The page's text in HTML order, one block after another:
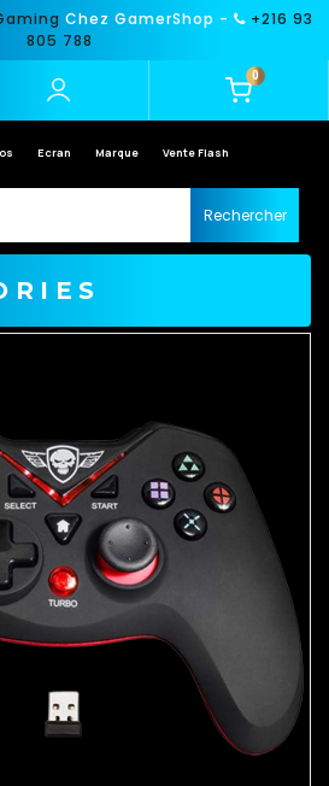
Chez GamerShop -
+216 93
805 788
0
Ecran Marque Vente Flash
Rechercher